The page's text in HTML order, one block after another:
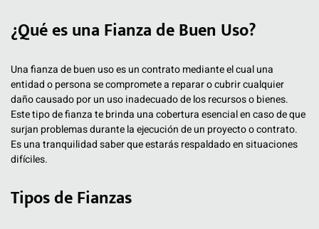
¿Qué es una Fianza de Buen Uso?
Una fianza de buen uso es un contrato mediante el cual una
entidad o persona se compromete a reparar o cubrir cualquier
daño causado por un uso inadecuado de los recursos o bienes.
Este tipo de fianza te brinda una cobertura esencial en caso de que
surjan problemas durante la ejecución de un proyecto o contrato.
Es una tranquilidad saber que estarás respaldado en situaciones
difíciles.
Tipos de Fianzas